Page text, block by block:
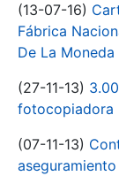
(13-07-16)
Fábrica
De La
(27-11-13)
fotocopiadora
(07-11-13)